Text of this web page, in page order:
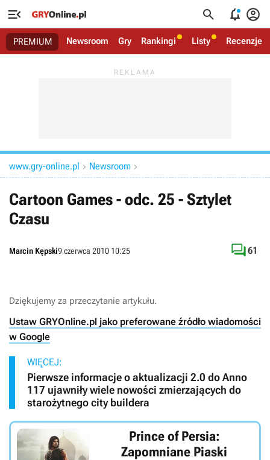
   
PREMIUM Newsroom Gry Rankingi Listy Recenzje
www.gry-online.pl  Newsroom 
Cartoon Games - odc. 25 - Sztylet
Czasu
Marcin Kępski9 czerwca 2010 10:25 61
Dziękujemy za przeczytanie artykułu.
Ustaw GRYOnline.pl jako preferowane źródło wiadomości
w Google
WIĘCEJ:
Pierwsze informacje o aktualizacji 2.0 do Anno
117 ujawniły wiele nowości zmierzających do
starożytnego city buildera
Prince of Persia:
Zapomniane Piaski